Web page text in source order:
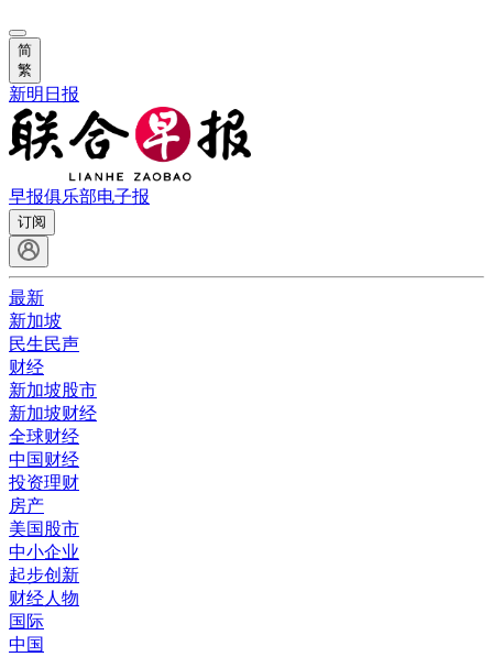
简
繁
新明日报
早报俱乐部电子报
订阅
最新
新加坡
民生民声
财经
新加坡股市
新加坡财经
全球财经
中国财经
投资理财
房产
美国股市
中小企业
起步创新
财经人物
国际
中国